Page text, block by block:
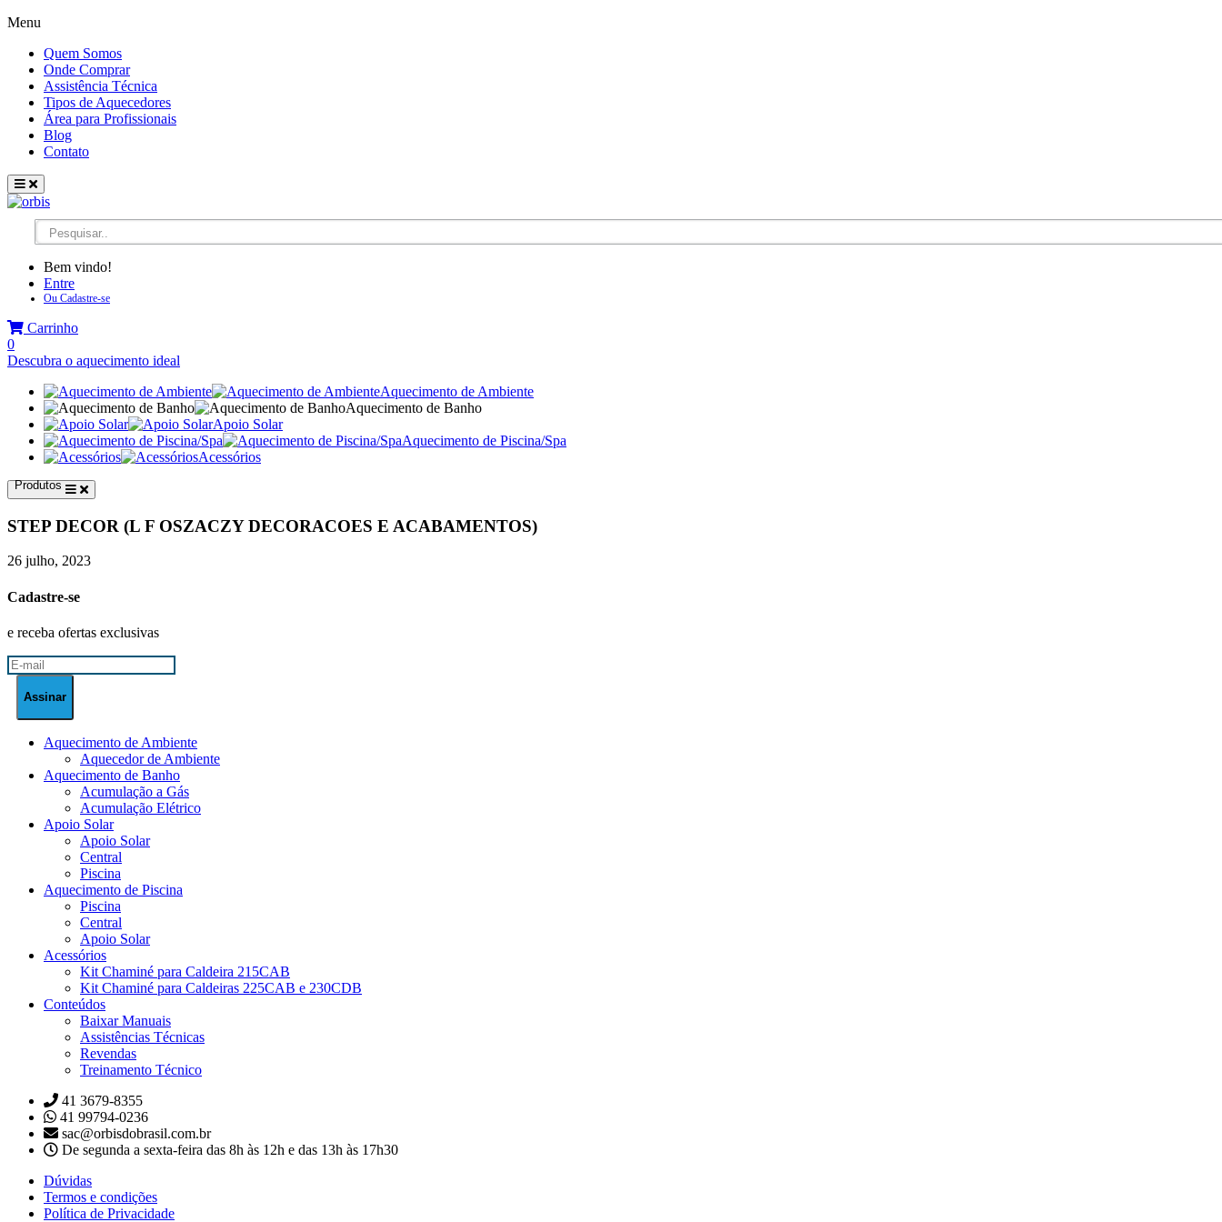
Menu
Quem Somos
Onde Comprar
Assistência Técnica
Tipos de Aquecedores
Área para Profissionais
Blog
Contato
Bem vindo!
Entre
Ou Cadastre-se
Carrinho
0
Descubra o aquecimento ideal
Aquecimento de Ambiente
Aquecimento de Banho
Apoio Solar
Aquecimento de Piscina/Spa
Acessórios
Produtos
STEP DECOR (L F OSZACZY DECORACOES E ACABAMENTOS)
26 julho, 2023
Cadastre-se
e receba ofertas exclusivas
Aquecimento de Ambiente
Aquecedor de Ambiente
Aquecimento de Banho
Acumulação a Gás
Acumulação Elétrico
Apoio Solar
Apoio Solar
Central
Piscina
Aquecimento de Piscina
Piscina
Central
Apoio Solar
Acessórios
Kit Chaminé para Caldeira 215CAB
Kit Chaminé para Caldeiras 225CAB e 230CDB
Conteúdos
Baixar Manuais
Assistências Técnicas
Revendas
Treinamento Técnico
41 3679-8355
41 99794-0236
sac@orbisdobrasil.com.br
De segunda a sexta-feira das 8h às 12h e das 13h às 17h30
Dúvidas
Termos e condições
Política de Privacidade